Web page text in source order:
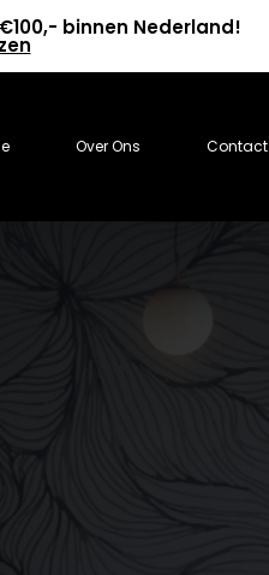
binnen Nederland!
Over Ons Contact